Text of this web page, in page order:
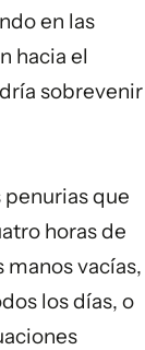
en las
hacia el
sobrevenir
penurias que
horas de
manos vacías,
los días, o